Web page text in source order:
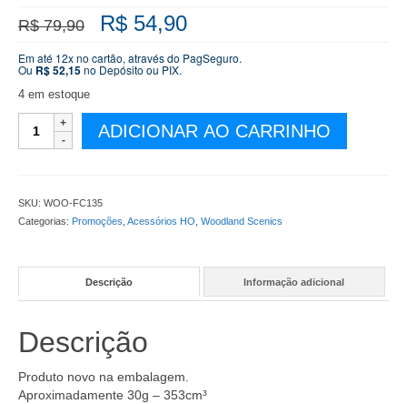
R$79,90 O
preço
original
era:
R$ 54,90O
atual
Em até 12x no cartão, através do PagSeguro.
Ou R$52,15no Depósito ou PIX.
4 em estoque
Underbrush
Cor
FC135
ADICIONAR AO CARRINHO
SKU: WOO-FC135
Categorias: Promoções Acessórios HO Woodland Scenics
Descrição Informação adicional
Descrição
Produto novo na embalagem.
Aproximadamente 30g – 353cm³